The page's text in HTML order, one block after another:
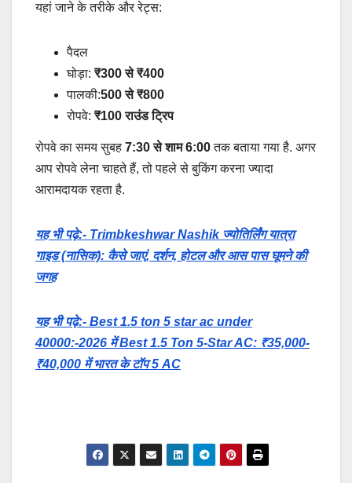
यहां जाने के तरीके और रेट्स:
पैदल
घोड़ा: ₹300 से ₹400
पालकी:500 से ₹800
रोपवे: ₹100 राउंड ट्रिप
रोपवे का समय सुबह 7:30 से शाम 6:00तक बताया गया है. अगर
आप रोपवे लेना चाहते हैं, तो पहले से बुकिंग करना ज्यादा
आरामदायक रहता है.
यह भी पढ़े:- Trimbkeshwar Nashik ज्योतिर्लिंग यात्रा
गाइड (नासिक): कैसे जाएं, दर्शन, होटल और आस पास घूमने की
जगह
यह भी पढ़े:- Best 1.5 ton 5 star ac under
40000:-2026 में Best 1.5 Ton 5-Star AC: ₹35,000-
₹40,000 में भारत के टॉप 5 AC